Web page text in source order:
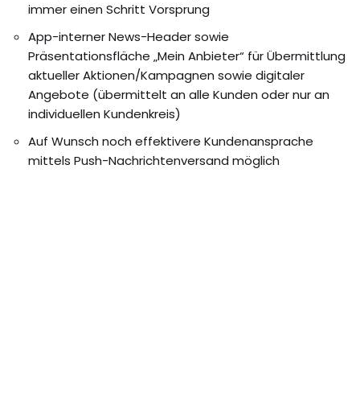
immer einen Schritt Vorsprung
App-interner News-Header sowie
Präsentationsfläche „Mein Anbieter“ für Übermittlung
aktueller Aktionen/Kampagnen sowie digitaler
Angebote (übermittelt an alle Kunden oder nur an
individuellen Kundenkreis)
Auf Wunsch noch effektivere Kundenansprache
mittels Push-Nachrichtenversand möglich